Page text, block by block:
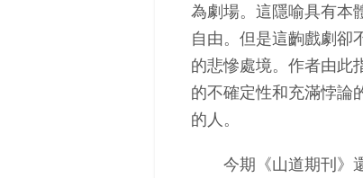
為劇場。這隱喻具有本
自由。但是這齣戲劇卻
的悲慘處境。作者由此
的不確定性和充滿悖論
的人。
今期《山道期刊》還